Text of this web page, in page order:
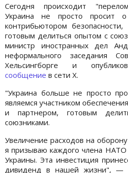
Сегодня происходит
Украина не просто просит
контрибьютором
готовым делиться опытом с
министр иностранных дел
неформального заседания
Хельсингборге и
сообщение в сети X.
"Украина больше не просто
являемся участником
и партнером, готовым
союзниками.
Увеличение расходов на
я призываю каждого члена НАТО
Украины. Эта инвестиция
дивиденд в нашей жизни", —